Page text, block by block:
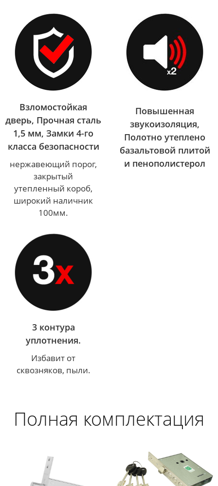
Взломостойкая
дверь, Прочная сталь
1,5 мм, Замки 4-го
класса безопасности
нержавеющий порог,
закрытый
утепленный короб,
широкий наличник
100мм.
Повышенная
звукоизоляция,
Полотно утеплено
базальтовой плитой
и пенополистерол
3 контура
уплотнения.
Избавит от
сквозняков, пыли.
Полная комплектация